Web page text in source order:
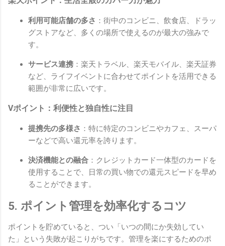
利用可能店舗の多さ ：街中のコンビニ、飲食店、ドラッ
グストアなど、多くの場所で使えるのが最大の強みで
す。
サービス連携 ：楽天トラベル、楽天モバイル、楽天証券
など、ライフイベントに合わせてポイントを活用できる
範囲が非常に広いです。
Vポイント：利便性と独自性に注目
提携先の多様さ ：特に特定のコンビニやカフェ、スーパ
ーなどで高い還元率を誇ります。
決済機能との融合 ：クレジットカード一体型のカードを
使用することで、日常の買い物での還元スピードを早め
ることができます。
5. ポイント管理を効率化するコツ
ポイントを貯めていると、つい「いつの間にか失効してい
た」という失敗が起こりがちです。管理を楽にするためのポ